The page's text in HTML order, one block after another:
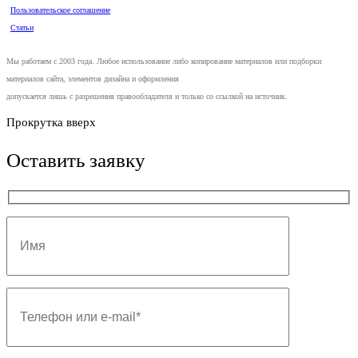
Пользовательское соглашение
Статьи
Мы работаем с 2003 года. Любое использование либо копирование материалов или подборки
материалов сайта, элементов дизайна и оформления
допускается лишь с разрешения правообладателя и только со ссылкой на источник.
Прокрутка вверх
Оставить заявку